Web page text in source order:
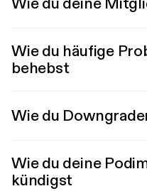
Wie du häufige
behebst
Wie du
Wie du deine
kündigst